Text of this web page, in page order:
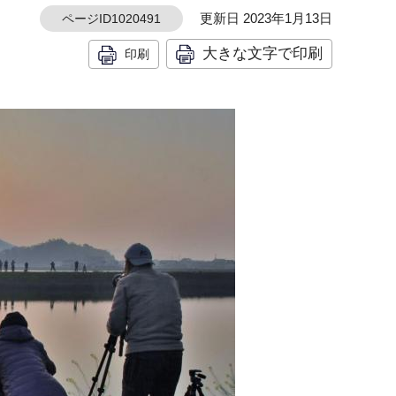
ページID1020491 更新日 2023年1月13日
印刷 大きな文字で印刷